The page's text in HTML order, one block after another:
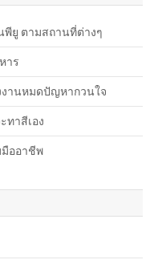
พียู ตามสถานที่ต่างๆ
าร
านหมดปัญหากวนใจ
ทาสีเอง
มืออาชีพ